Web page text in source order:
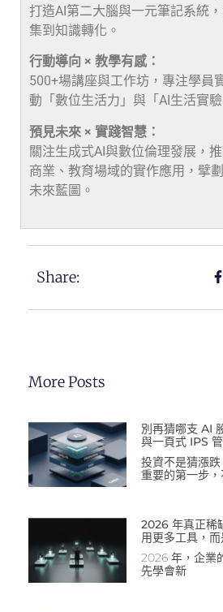
打造AI第二大腦與一元筆記系統
集到知識轉化。
行動導向 × 教學有感：
500+場講座與工作坊，專注學員
動「數位生活力」與「AI生活實
預見未來 × 實踐智慧：
關注生成式AI與數位倫理發展，
商業、教育場域的實作應用，擘
未來藍圖。
Share:
More Posts
別再猜哪支 AI
與一頁式 IPS
投資不是猜漲
重要的第一步，
2026 年真正稀
用更多工具，
2026 年，企業
先學會新